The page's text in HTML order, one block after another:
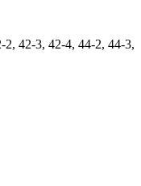
42-3, 42-4, 44-2, 44-3,